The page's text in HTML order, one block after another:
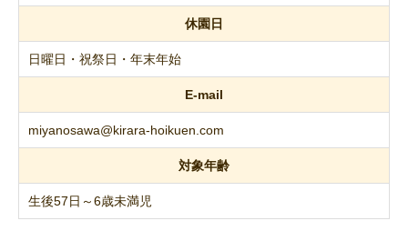
休園日
日曜日・祝祭日・年末年始
E-mail
miyanosawa@kirara-hoikuen.com
対象年齢
生後57日～6歳未満児